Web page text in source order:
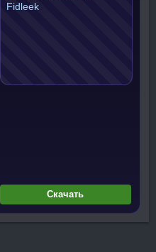
Скачать